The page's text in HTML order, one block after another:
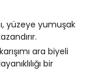
yüzeye yumuşak
ara biyeli
bir